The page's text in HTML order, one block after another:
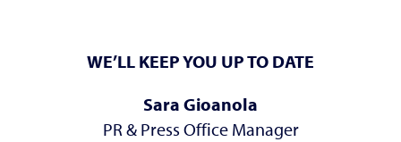
WE’LL KEEP YOU UP TO DATE
Sara Gioanola
PR & Press Office Manager